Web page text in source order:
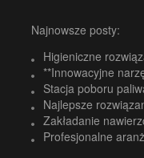
Najnowsze posty:
Higieniczne
**Innowacyjne
Stacja poboru
Najlepsze
Zakładanie
Profesjonalne